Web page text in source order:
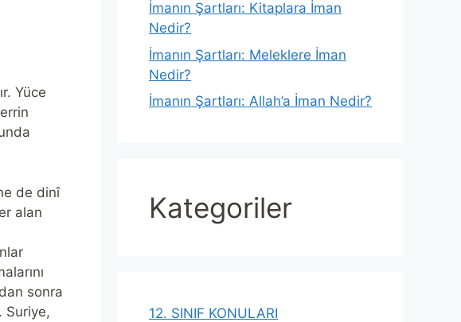
Yüce
de dinî
alan
sonra
Suriye,
İmanın Şartları: Kitaplara İman
Nedir?
İmanın Şartları: Meleklere İman
Nedir?
İmanın Şartları: Allah’a İman Nedir?
Kategoriler
12. SINIF KONULARI